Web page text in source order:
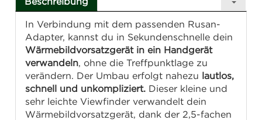
In Verbindung mit dem passenden Rusan-
Adapter, kannst du in Sekundenschnelle dein
Wärmebildvorsatzgerät in ein Handgerät
verwandeln, ohne die Treffpunktlage zu
verändern. Der Umbau erfolgt nahezu lautlos,
schnell und unkompliziert. Dieser kleine und
sehr leichte Viewfinder verwandelt dein
Wärmebildvorsatzgerät, dank der 2,5-fachen